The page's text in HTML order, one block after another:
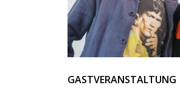
GASTVERANSTALTUNG